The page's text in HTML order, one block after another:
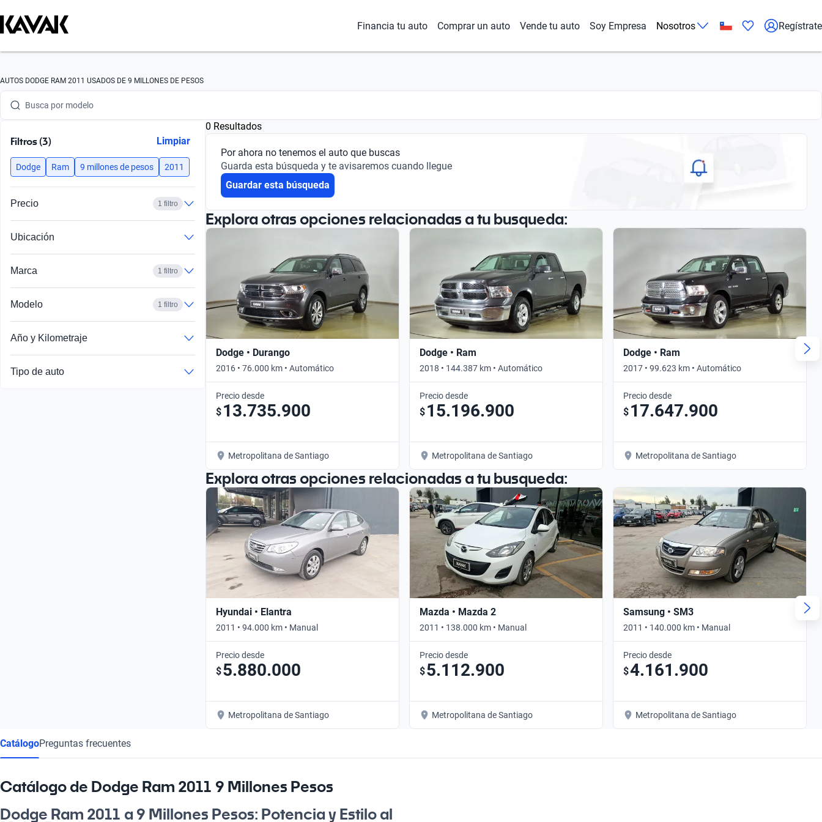
Financia tu auto Comprar un auto Vende tu auto Soy Empresa Nosotros Regístrate
AUTOS DODGE RAM 2011 USADOS DE 9 MILLONES DE PESOS
Busca por marca
Busca por modelo
Busca por año
Busca por marca
Busca por versión
Busca por año
Filtros (3) Limpiar
Dodge Ram 9 millones de pesos 2011
Precio 1 filtro
Ubicación
Marca 1 filtro
Modelo 1 filtro
Año y Kilometraje
Tipo de auto
0 Resultados
Por ahora no tenemos el auto que buscas
Guarda esta búsqueda y te avisaremos cuando llegue
Guardar esta búsqueda
Explora otras opciones relacionadas a tu busqueda:
Dodge • Durango
2016 • 76.000 km • Automático
Precio desde
$ 13.735.900
Metropolitana de Santiago
Dodge • Ram
2018 • 144.387 km • Automático
Precio desde
$ 15.196.900
Metropolitana de Santiago
Dodge • Ram
2017 • 99.623 km • Automático
Precio desde
$ 17.647.900
Metropolitana de Santiago
Explora otras opciones relacionadas a tu busqueda:
Hyundai • Elantra
2011 • 94.000 km • Manual
Precio desde
$5.880.000
Metropolitana de Santiago
Mazda • Mazda 2
2011 • 138.000 km • Manual
Precio desde
$5.112.900
Metropolitana de Santiago
Samsung • SM3
2011 • 140.000 km • Manual
Precio desde
$4.161.900
Metropolitana de Santiago
CatálogoPreguntas frecuentes
Catálogo de Dodge Ram 2011 9 Millones Pesos
Dodge Ram 2011 a 9 Millones Pesos: Potencia y Estilo al